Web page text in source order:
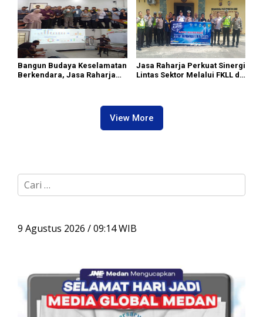
Ahmad
Bangun Budaya Keselamatan
Berkendara, Jasa Raharja
Jasa Raharja Perkuat Sinergi
Lintas Sektor Melalui FKLL di
View More
C
a
u
9 Agustus 2026 / 09:14 WIB